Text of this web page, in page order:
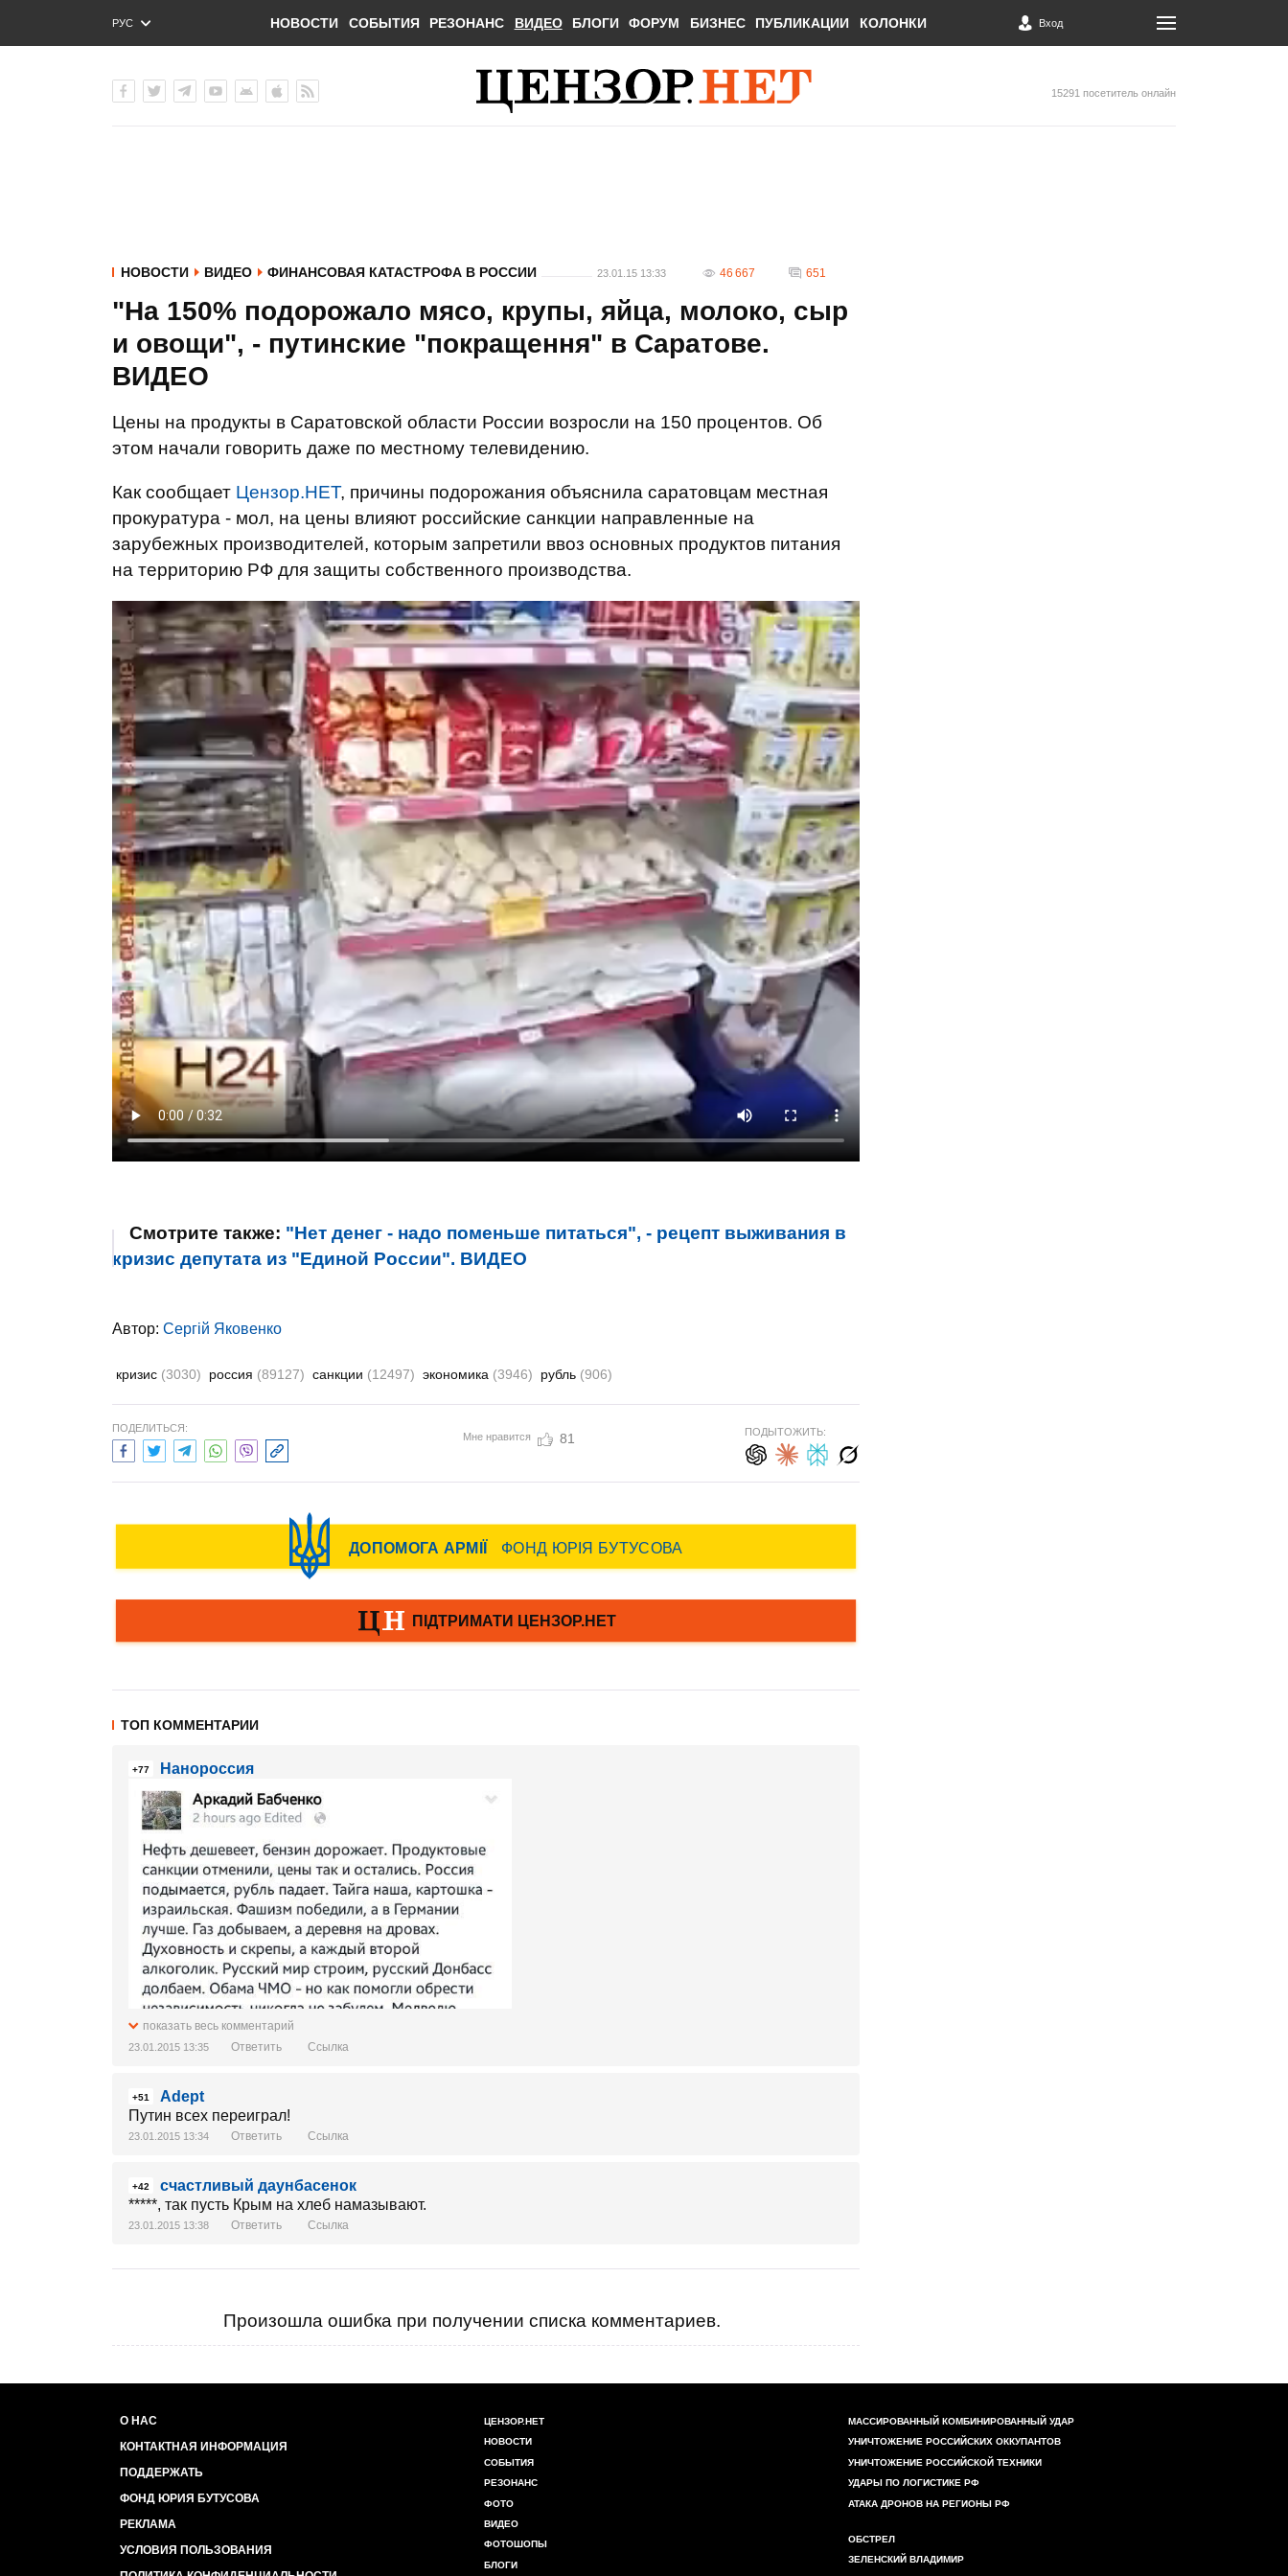
РУС
ENG
НОВОСТИ СОБЫТИЯ РЕЗОНАНС ВИДЕО БЛОГИ ФОРУМ БИЗНЕС ПУБЛИКАЦИИ КОЛОНКИ Вход
15291 посетитель онлайн
НОВОСТИ ВИДЕО ФИНАНСОВАЯ КАТАСТРОФА В РОССИИ 23.01.15 13:33 46 667 651
"На 150% подорожало мясо, крупы, яйца, молоко, сыр
и овощи", - путинские "покращення" в Саратове.
ВИДЕО
Цены на продукты в Саратовской области России возросли на 150 процентов. Об
этом начали говорить даже по местному телевидению.
Как сообщает Цензор.НЕТ, причины подорожания объяснила саратовцам местная
прокуратура - мол, на цены влияют российские санкции направленные на
зарубежных производителей, которым запретили ввоз основных продуктов питания
на территорию РФ для защиты собственного производства.
Смотрите также: "Нет денег - надо поменьше питаться", - рецепт выживания в
кризис депутата из "Единой России". ВИДЕО
Автор: Сергій Яковенко
кризис (3030) россия (89127) санкции (12497) экономика (3946) рубль (906)
ПОДЕЛИТЬСЯ:
Мне нравится 81 ПОДЫТОЖИТЬ:
ТОП КОММЕНТАРИИ
+77 Нанороссия
показать весь комментарий
23.01.2015 13:35 Ответить Ссылка
+51
Adept
Путин всех переиграл!
23.01.2015 13:34 Ответить Ссылка
+42
счастливый даунбасенок
*****, так пусть Крым на хлеб намазывают.
23.01.2015 13:38 Ответить Ссылка
Произошла ошибка при получении списка комментариев.
О НАС
КОНТАКТНАЯ ИНФОРМАЦИЯ
ПОДДЕРЖАТЬ
ФОНД ЮРИЯ БУТУСОВА
РЕКЛАМА
УСЛОВИЯ ПОЛЬЗОВАНИЯ
ЦЕНЗОР.НЕТ
НОВОСТИ
СОБЫТИЯ
РЕЗОНАНС
ФОТО
ВИДЕО
ФОТОШОПЫ
БЛОГИ
МАССИРОВАННЫЙ КОМБИНИРОВАННЫЙ УДАР
УНИЧТОЖЕНИЕ РОССИЙСКИХ ОККУПАНТОВ
УНИЧТОЖЕНИЕ РОССИЙСКОЙ ТЕХНИКИ
УДАРЫ ПО ЛОГИСТИКЕ РФ
АТАКА ДРОНОВ НА РЕГИОНЫ РФ
ОБСТРЕЛ
ЗЕЛЕНСКИЙ ВЛАДИМИР